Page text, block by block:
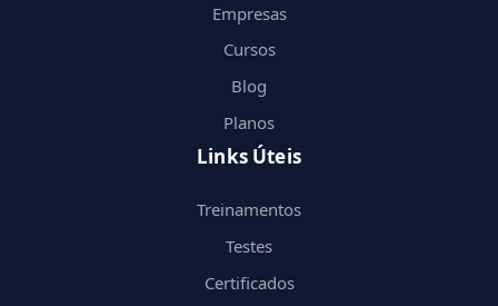
Empresas
Cursos
Blog
Planos
Links Úteis
Treinamentos
Testes
Certificados